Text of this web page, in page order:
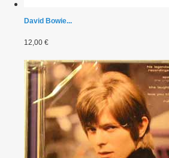
David Bowie...
12,00 €